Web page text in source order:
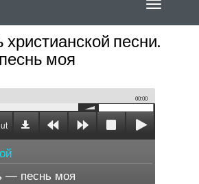
песни.
моя
00:00
— песнь моя